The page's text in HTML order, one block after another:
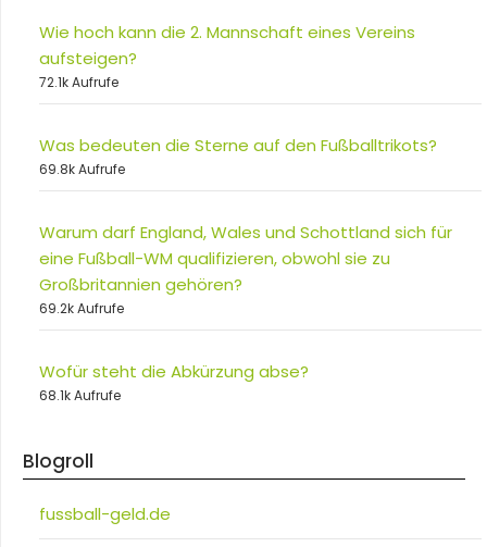
Wie hoch kann die 2. Mannschaft eines Vereins
aufsteigen?
72.1k Aufrufe
Was bedeuten die Sterne auf den Fußballtrikots?
69.8k Aufrufe
Warum darf England, Wales und Schottland sich für
eine Fußball-WM qualifizieren, obwohl sie zu
Großbritannien gehören?
69.2k Aufrufe
Wofür steht die Abkürzung abse?
68.1k Aufrufe
Blogroll
fussball-geld.de